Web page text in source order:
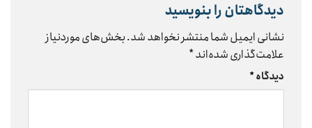
دیدگاهتان را بنویسید
نشانی ایمیل شما منتشر نخواهد شد.بخش‌های موردنیاز
علامت‌گذاری شده‌اند*
دیدگاه*